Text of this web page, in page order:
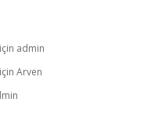
admin
Arven